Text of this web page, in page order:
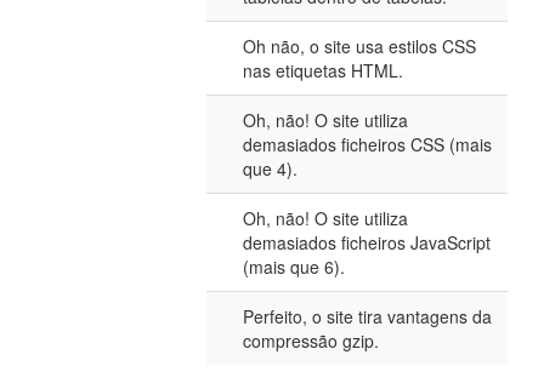
Oh não, o site usa estilos CSS
nas etiquetas HTML.
Oh, não! O site utiliza
demasiados ficheiros CSS (mais
que 4).
Oh, não! O site utiliza
demasiados ficheiros JavaScript
(mais que 6).
Perfeito, o site tira vantagens da
compressão gzip.